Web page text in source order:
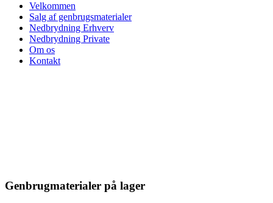
Velkommen
Salg af genbrugsmaterialer
Nedbrydning Erhverv
Nedbrydning Private
Om os
Kontakt
Genbrugmaterialer på lager